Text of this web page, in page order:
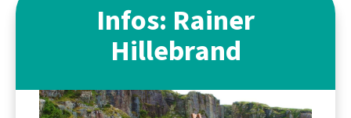
Infos: Rainer
Hillebrand